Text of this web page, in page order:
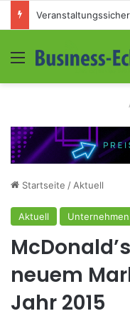
Menü
Startseite / Aktuell
Aktuell Unternehmen
neuem
Jahr 2015